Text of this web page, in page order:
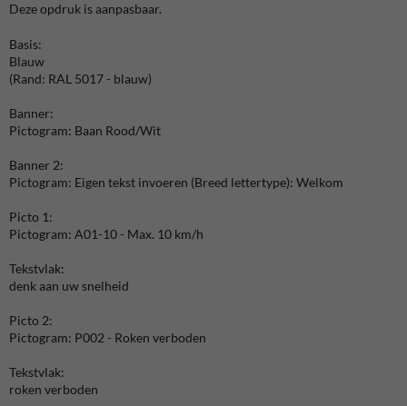
Deze opdruk is aanpasbaar.
Basis:
Blauw
(Rand: RAL 5017 - blauw)
Banner:
Pictogram: Baan Rood/Wit
Banner 2:
Pictogram: Eigen tekst invoeren (Breed lettertype): Welkom
Picto 1:
Pictogram: A01-10 - Max. 10 km/h
Tekstvlak:
denk aan uw snelheid
Picto 2:
Pictogram: P002 - Roken verboden
Tekstvlak:
roken verboden